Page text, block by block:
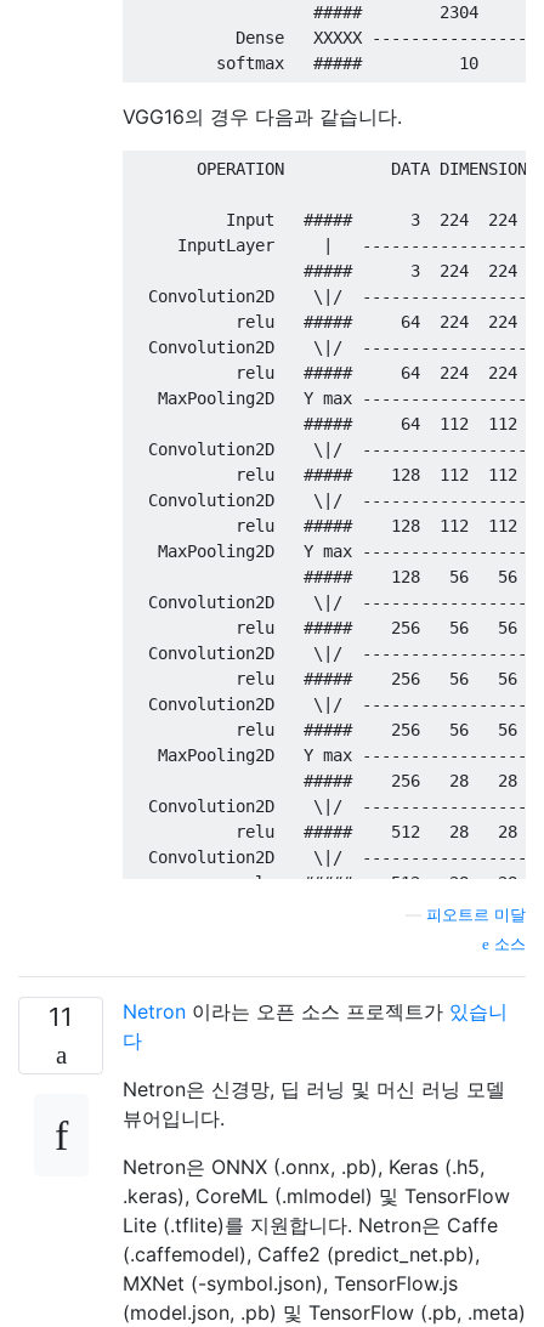
                   #####        2304
Dense   XXXXX
VGG16의 경우 다음과 같습니다.
OPERATION           DATA
          Input   #####      3  224  224
InputLayer     |
                  #####      3  224  224
Convolution2D    \|/
           relu   #####     64  224  224
Convolution2D    \|/
           relu   #####     64  224  224
MaxPooling2D   Y max
                  #####     64  112  112
Convolution2D    \|/
           relu   #####    128  112  112
Convolution2D    \|/
           relu   #####    128  112  112
MaxPooling2D   Y max
                  #####    128   56   56
Convolution2D    \|/
           relu   #####    256   56   56
Convolution2D    \|/
           relu   #####    256   56   56
Convolution2D    \|/
           relu   #####    256   56   56
MaxPooling2D   Y max
                  #####    256   28   28
Convolution2D    \|/
           relu   #####    512   28   28
Convolution2D    \|/
           relu   #####    512   28   28
Convolution2D    \|/
Convolution2D    \|/
           relu   #####    512   14   14
           relu   #####    512   14   14
Convolution2D    \|/
MaxPooling2D   Y max
                  #####    512    7    7
Flatten   |||||
                  #####       25088
Dense   XXXXX
           relu   #####        4096
Dense   XXXXX
피오트르 미달
소스
11 Netron 이라는 오픈 소스 프로젝트가 있습니
다
Netron은 신경망, 딥 러닝 및 머신 러닝 모델
뷰어입니다.
Netron은 ONNX (.onnx, .pb), Keras (.h5,
.keras), CoreML (.mlmodel) 및 TensorFlow
Lite (.tflite)를 지원합니다. Netron은 Caffe
(.caffemodel), Caffe2 (predict_net.pb),
MXNet (-symbol.json), TensorFlow.js
(model.json, .pb) 및 TensorFlow (.pb, .meta)